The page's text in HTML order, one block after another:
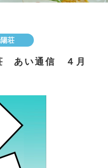
荘
あい通信 ４月